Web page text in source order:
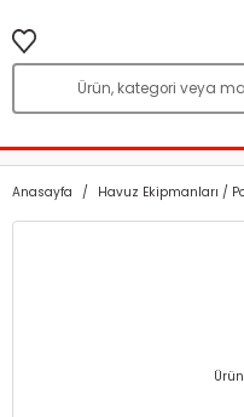
Anasayfa Havuz Ekipmanları /